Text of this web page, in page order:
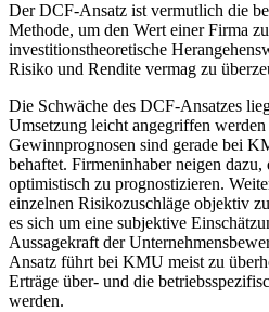
Der DCF-Ansatz ist vermutlich die
Methode, um den Wert einer Firma
investitionstheoretische
Risiko und Rendite vermag zu
Die Schwäche des DCF-Ansatzes
Umsetzung leicht angegriffen
Gewinnprognosen sind gerade bei
behaftet. Firmeninhaber neigen
optimistisch zu prognostizieren.
einzelnen Risikozuschläge objektiv
es sich um eine subjektive
Aussagekraft der
Ansatz führt bei KMU meist zu
Erträge über- und die
werden.